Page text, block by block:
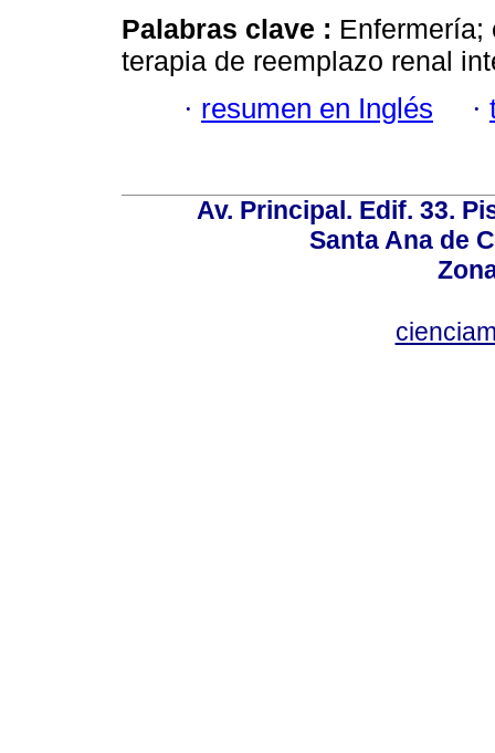
Palabras clave : Enfermería;
terapia de reemplazo renal
· resumen en Inglés ·
Av. Principal. Edif. 33.
Santa Ana de